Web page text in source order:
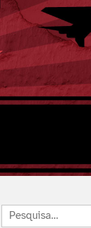
Pesquisar: